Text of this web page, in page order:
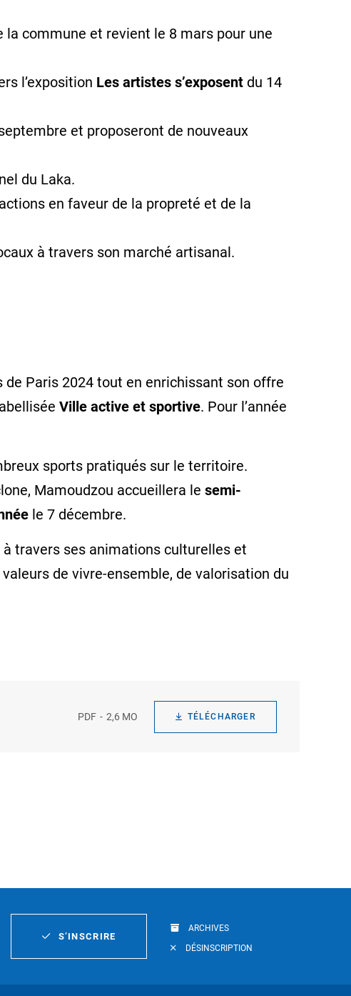
la commune et revient le 8 mars pour une
l’exposition Les artistes s’exposent du 14
et proposeront de nouveaux
du Laka.
en faveur de la propreté et de la
à travers son marché artisanal.
de Paris 2024 tout en enrichissant son offre
Ville active et sportive. Pour l’année
sports pratiqués sur le territoire.
Mamoudzou accueillera le semi-
le 7 décembre.
à travers ses animations culturelles et
de vivre-ensemble, de valorisation du
PDF 2,6 MO TÉLÉCHARGER
S’INSCRIRE
ARCHIVES
DÉSINSCRIPTION